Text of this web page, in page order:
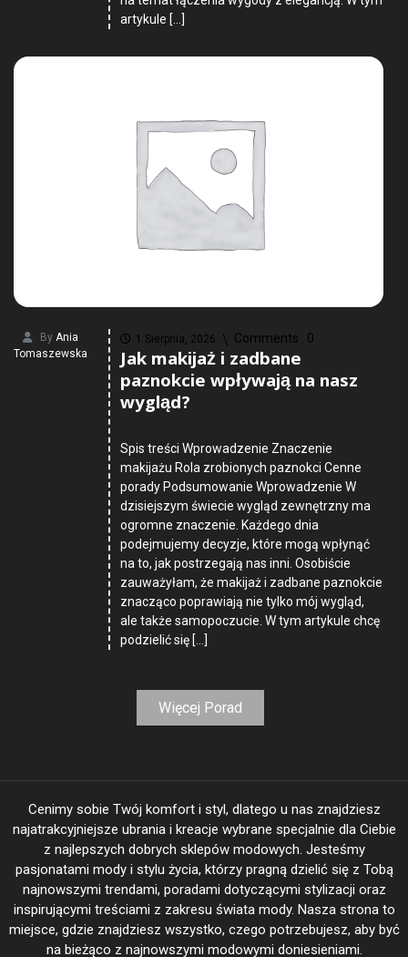
artykule […]
By Ania
Tomaszewska
1 Sierpnia, 2026 Comments : 0
Jak makijaż i zadbane
paznokcie wpływają na nasz
wygląd?
Spis treści Wprowadzenie Znaczenie
makijażu Rola zrobionych paznokci Cenne
porady Podsumowanie Wprowadzenie W
dzisiejszym świecie wygląd zewnętrzny ma
ogromne znaczenie. Każdego dnia
podejmujemy decyzje, które mogą wpłynąć
na to, jak postrzegają nas inni. Osobiście
zauważyłam, że makijaż i zadbane paznokcie
znacząco poprawiają nie tylko mój wygląd,
ale także samopoczucie. W tym artykule chcę
podzielić się […]
Więcej Porad
Cenimy sobie Twój komfort i styl, dlatego u nas znajdziesz
najatrakcyjniejsze ubrania i kreacje wybrane specjalnie dla Ciebie
z najlepszych dobrych sklepów modowych. Jesteśmy
pasjonatami mody i stylu życia, którzy pragną dzielić się z Tobą
najnowszymi trendami, poradami dotyczącymi stylizacji oraz
inspirującymi treściami z zakresu świata mody. Nasza strona to
miejsce, gdzie znajdziesz wszystko, czego potrzebujesz, aby być
na bieżąco z najnowszymi modowymi doniesieniami.